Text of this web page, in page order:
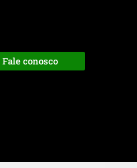
Fale conosco